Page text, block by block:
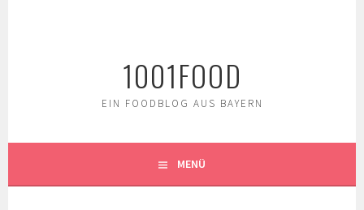
1001FOOD
EIN FOODBLOG AUS BAYERN
MENÜ